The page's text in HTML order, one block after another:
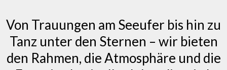
Von Trauungen am Seeufer bis hin zu
Tanz unter den Sternen – wir bieten
den Rahmen, die Atmosphäre und die